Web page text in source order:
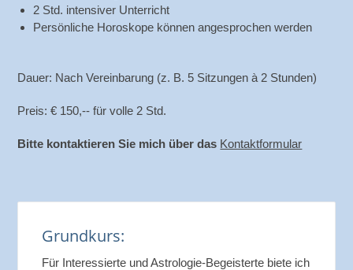
2 Std. intensiver Unterricht
Persönliche Horoskope können angesprochen werden
Dauer: Nach Vereinbarung (z. B. 5 Sitzungen à 2 Stunden)
Preis: € 150,-- für volle 2 Std.
Bitte kontaktieren Sie mich über das Kontaktformular
Grundkurs:
Für Interessierte und Astrologie-Begeisterte biete ich